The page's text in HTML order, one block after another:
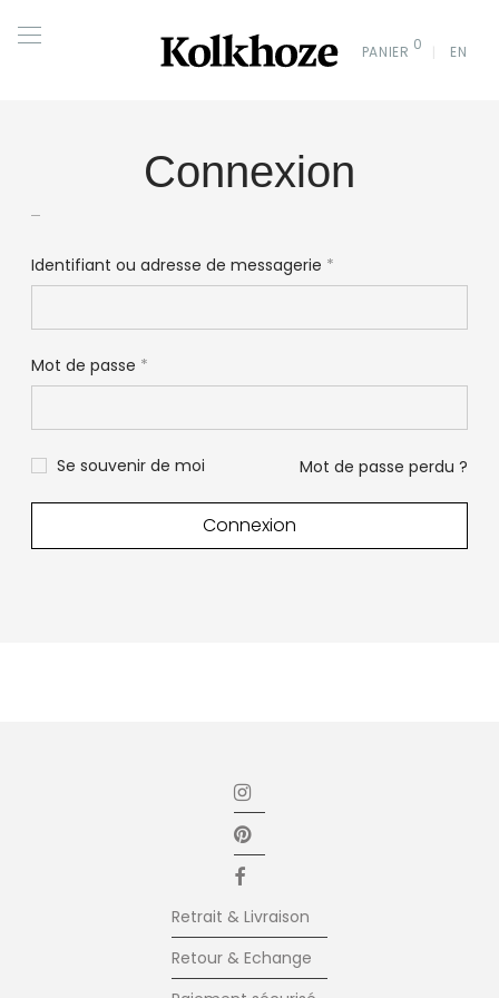
PANIER 0 EN
Connexion
Identifiant ou adresse de messagerie *
Mot de passe *
Se souvenir de moi Mot de passe perdu ?
Retrait & Livraison
Retour & Echange